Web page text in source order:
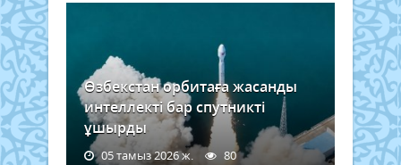
Өзбекстан орбитаға жасанды
интеллекті бар спутникті
ұшырды
05 тамыз 2026 ж. 80